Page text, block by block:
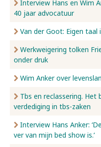
Interview Hans en Wim
40 jaar advocatuur
Van der Goot: Eigen taal
Werkweigering tolken
onder druk
Wim Anker over
Tbs en reclassering. Het
verdediging in tbs-zaken
Interview Hans Anker:
ver van mijn bed show is.’